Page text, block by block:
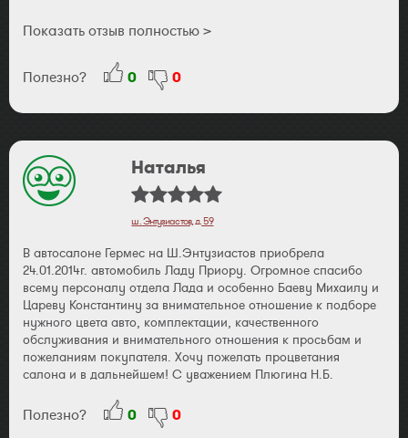
Проблема была одна в первую ночь с сигнализацией -
следующий день заехал в салон, отрегулировали за 20
минут, сейчас все нормально. Экономьте время, нервы и
деньги, обращайтесь к официальным диллерам. Володько
Владимир.
Показать отзыв полностью >
Полезно? 0 0
Наталья
ш. Энтузиастов, д. 59
В автосалоне Гермес на Ш.Энтузиастов приобрела
24.01.2014г. автомобиль Ладу Приору. Огромное спасибо
всему персоналу отдела Лада и особенно Баеву Михаилу и
Цареву Константину за внимательное отношение к подборе
нужного цвета авто, комплектации, качественного
обслуживания и внимательного отношения к просьбам и
пожеланиям покупателя. Хочу пожелать процветания
салона и в дальнейшем! С уважением Плюгина Н.Б.
Полезно? 0 0